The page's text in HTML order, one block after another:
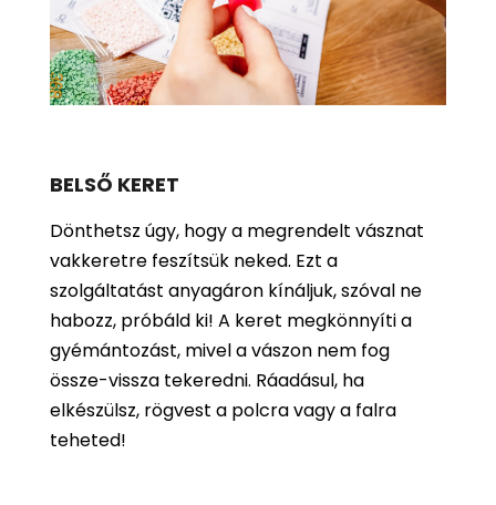
BELSŐ KERET
Dönthetsz úgy, hogy a megrendelt vásznat
vakkeretre feszítsük neked. Ezt a
szolgáltatást anyagáron kínáljuk, szóval ne
habozz, próbáld ki! A keret megkönnyíti a
gyémántozást, mivel a vászon nem fog
össze-vissza tekeredni. Ráadásul, ha
elkészülsz, rögvest a polcra vagy a falra
teheted!